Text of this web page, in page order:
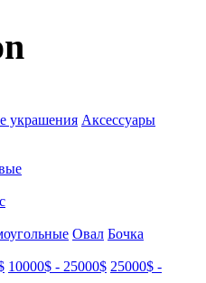
украшения Аксессуары
Овал Бочка
10000$ - 25000$ 25000$ -